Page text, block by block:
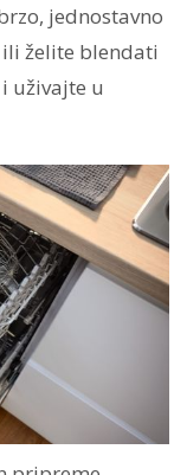
jednostavno
želite blendati
uživajte u